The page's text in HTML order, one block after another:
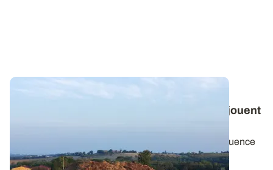
Observatoire PhosphoBio : ces éléments jouent
Après avoir présenté les facteurs qui n’ont pas d’influence
sur la fertilité en phosphore...